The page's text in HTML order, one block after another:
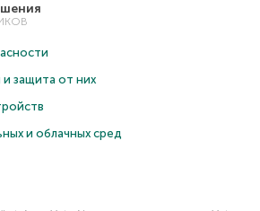
и защита от них
и облачных сред